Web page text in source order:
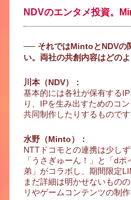
NDVのエンタメ投資。
── それではMintoとNDVの
い。両社の共創内容はどの
川本（NDV）：
基本的には各社が保有する
り、IPを生み出すためのコ
共同制作したりするものです
水野（Minto）：
NTTドコモとの連携は少し
「うさぎゅーん！」と「d
弟」がコラボし、期間限定
まだ詳細は明かせないもの
リやゲームコンテンツの制